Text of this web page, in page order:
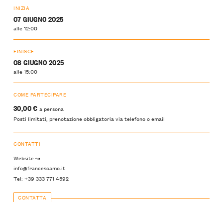
INIZIA
07 GIUGNO 2025
alle 12:00
FINISCE
08 GIUGNO 2025
alle 15:00
COME PARTECIPARE
30,00 € a persona
Posti limitati, prenotazione obbligatoria via telefono o email
CONTATTI
Website ↝
info@francescamo.it
Tel: +39 333 771 4592
CONTATTA